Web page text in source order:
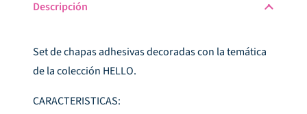
Descripción
Set de chapas adhesivas decoradas con la temática
de la colección HELLO.
CARACTERISTICAS: